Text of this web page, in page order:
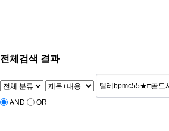
전체검색 결과
AND OR